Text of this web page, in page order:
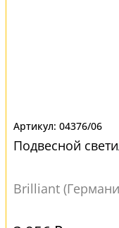
04376/06
Подвесной
Brilliant